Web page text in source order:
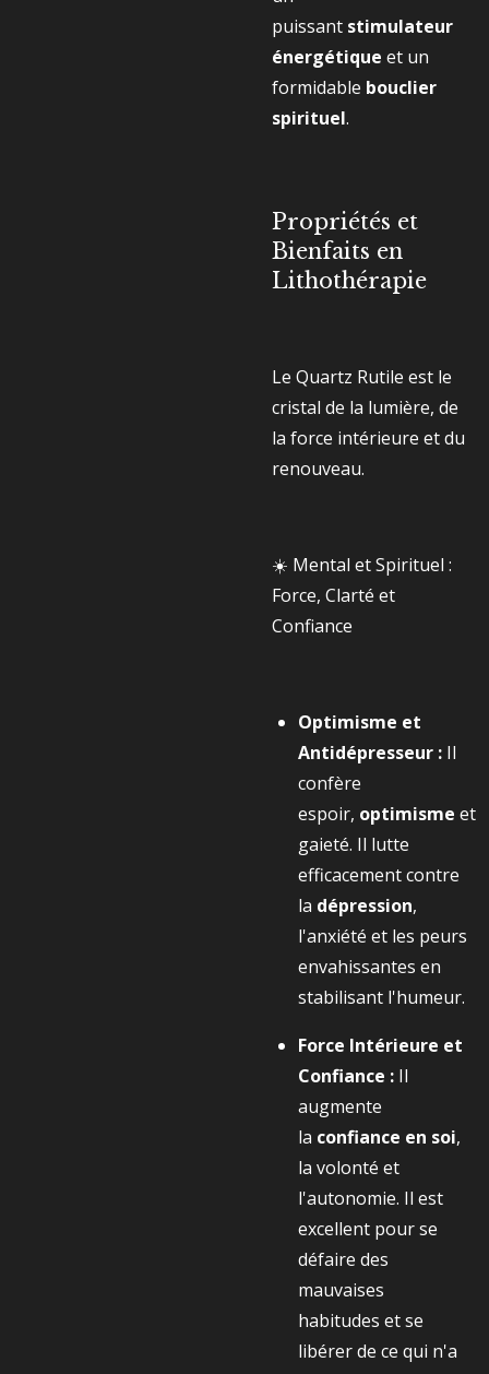
puissant stimulateur
énergétique et un
formidable bouclier
spirituel.
Propriétés et
Bienfaits en
Lithothérapie
Le Quartz Rutile est le
cristal de la lumière, de
la force intérieure et du
renouveau.
☀️ Mental et Spirituel :
Force, Clarté et
Confiance
Optimisme et
Antidépresseur : Il
confère
espoir, optimisme et
gaieté. Il lutte
efficacement contre
la dépression,
l'anxiété et les peurs
envahissantes en
stabilisant l'humeur.
Force Intérieure et
Confiance : Il
augmente
la confiance en soi,
la volonté et
l'autonomie. Il est
excellent pour se
défaire des
mauvaises
habitudes et se
libérer de ce qui n'a